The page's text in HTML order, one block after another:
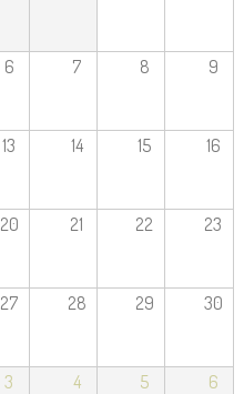
6 7 8 9
13 14 15 16
20 21 22 23
27 28 29 30
3 4 5 6